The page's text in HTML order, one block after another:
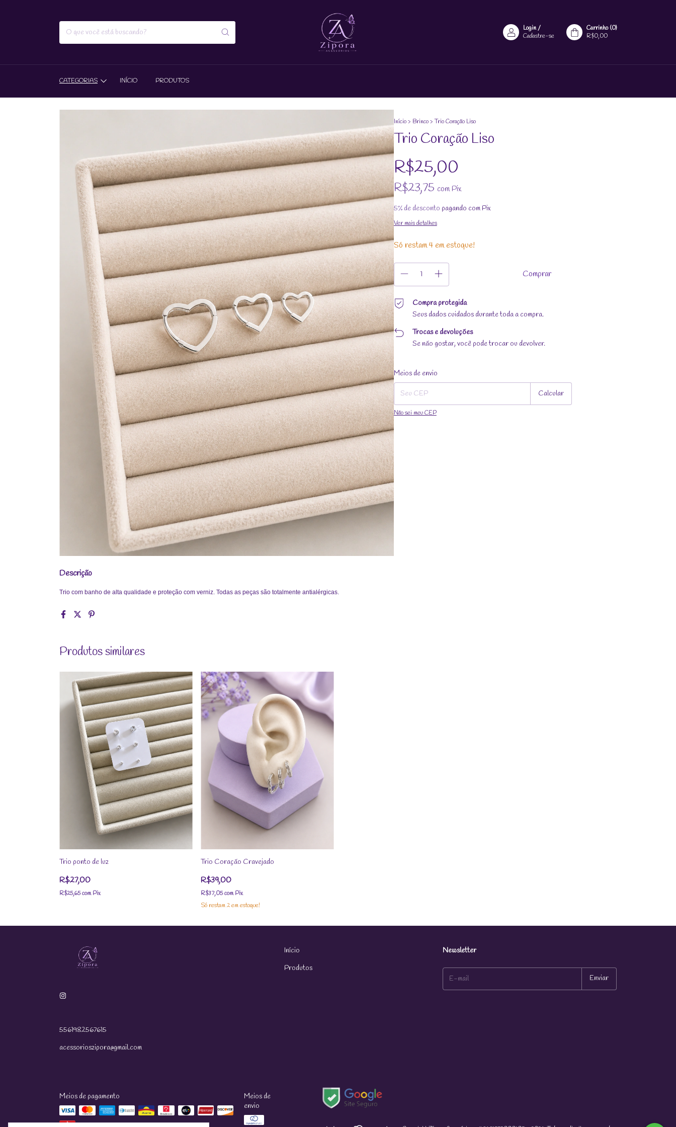
Login/
Cadastre-se
Carrinho (0)
R$0,00
CATEGORIAS INÍCIO PRODUTOS
Início > Brinco > Trio Coração Liso
Trio Coração Liso
R$25,00
R$23,75 com Pix
5% de desconto pagando com Pix
Ver mais detalhes
Só restam4em estoque!
Compra protegida
Seus dados cuidados durante toda a compra.
Trocas e devoluções
Se não gostar, você pode trocar ou devolver.
Entregas para o CEP:
Meios de envio
Calcular
Não sei meu CEP
Descrição
Trio com banho de alta qualidade e proteção com verniz. Todas as peças são totalmente antialérgicas.
Produtos similares
Trio ponto de luz
R$27,00
R$25,65com Pix
Trio Coração Cravejado
R$39,00
R$37,05com Pix
Só restam2em estoque!
5561982567615
acessorioszipora@gmail.com
Início
Produtos
Newsletter
Meios de pagamento
Meios de
envio